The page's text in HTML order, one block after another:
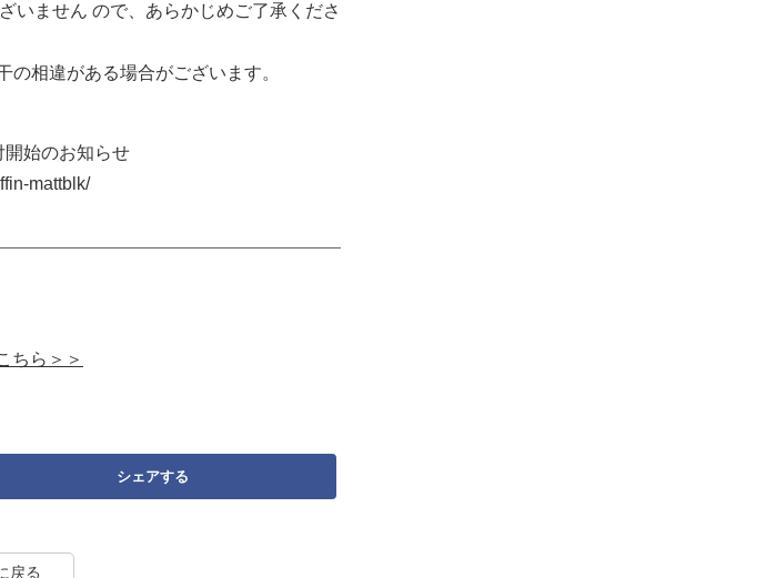
いません ので、あらかじめご了承くださ
相違がある場合がございます。
開始のお知らせ
mattblk/
ちら＞＞
シェアする
戻る